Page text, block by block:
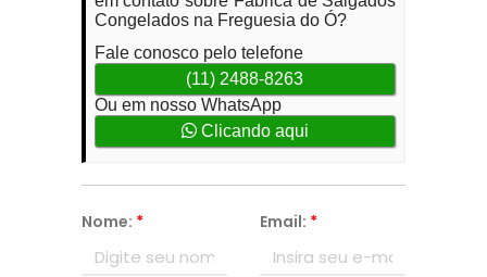
Congelados na Freguesia do Ó?
Fale conosco pelo telefone
(11) 2488-8263
Ou em nosso WhatsApp
Clicando aqui
Nome: * Email: *